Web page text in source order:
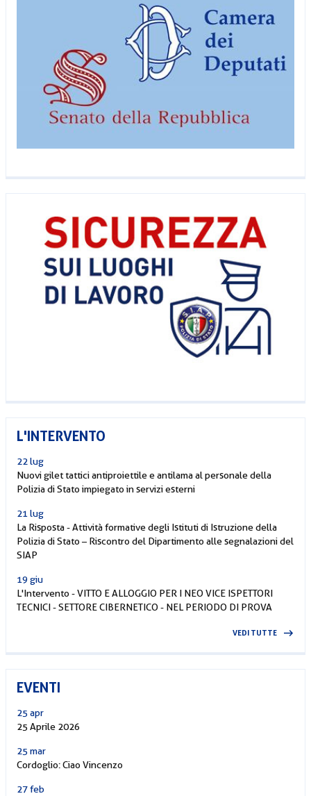
L'INTERVENTO
22 lug
Nuovi gilet tattici antiproiettile e antilama al personale della
Polizia di Stato impiegato in servizi esterni
21 lug
La Risposta - Attività formative degli Istituti di Istruzione della
Polizia di Stato – Riscontro del Dipartimento alle segnalazioni del
SIAP
19 giu
L'Intervento - VITTO E ALLOGGIO PER I NEO VICE ISPETTORI
TECNICI - SETTORE CIBERNETICO - NEL PERIODO DI PROVA
VEDI TUTTE
EVENTI
25 apr
25 Aprile 2026
25 mar
Cordoglio: Ciao Vincenzo
27 feb